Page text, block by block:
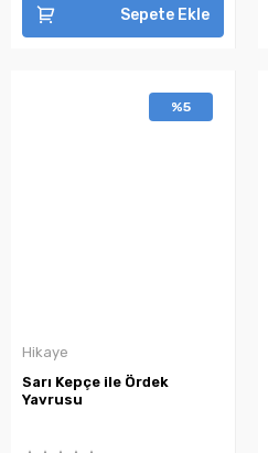
Sepete Ekle
%5
Hikaye
Sarı Kepçe ile Ördek
Yavrusu